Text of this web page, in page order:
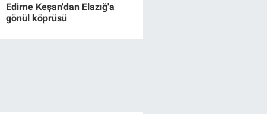
Edirne Keşan'dan Elazığ'a
gönül köprüsü